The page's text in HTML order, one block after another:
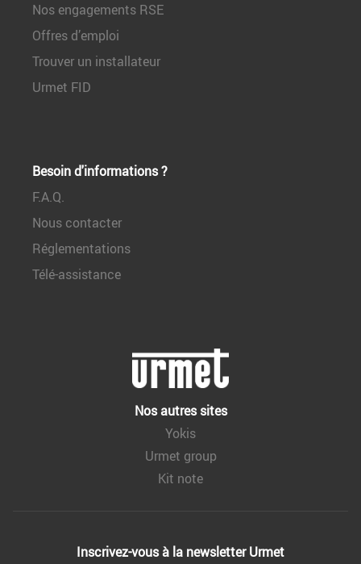
Nos engagements RSE
Offres d’emploi
Trouver un installateur
Urmet FID
Besoin d'informations ?
F.A.Q.
Nous contacter
Réglementations
Télé-assistance
Nos autres sites
Yokis
Urmet group
Kit note
Inscrivez-vous à la newsletter Urmet